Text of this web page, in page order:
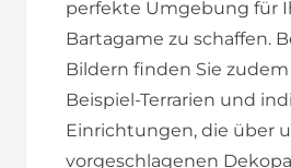
perfekte Umgebung für
Bartagame zu schaffen.
Bildern finden Sie
Beispiel-Terrarien und
Einrichtungen, die über
vorgeschlagenen